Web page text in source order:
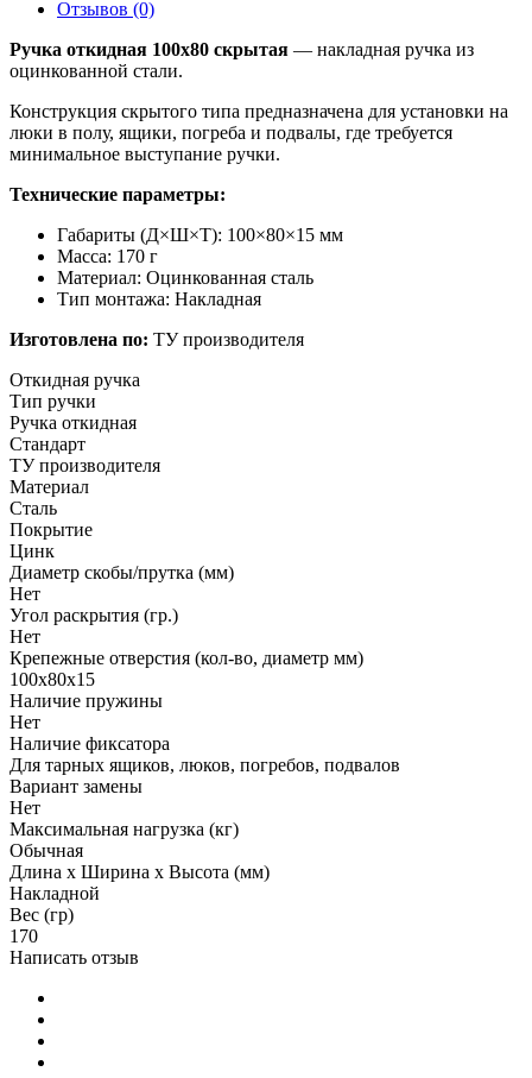
Отзывов (0)
Ручка откидная 100х80 скрытая — накладная ручка из
оцинкованной стали.
Конструкция скрытого типа предназначена для установки на
люки в полу, ящики, погреба и подвалы, где требуется
минимальное выступание ручки.
Технические параметры:
Габариты (Д×Ш×Т): 100×80×15 мм
Масса: 170 г
Материал: Оцинкованная сталь
Тип монтажа: Накладная
Изготовлена по: ТУ производителя
Откидная ручка
Тип ручки
Ручка откидная
Стандарт
ТУ производителя
Материал
Сталь
Покрытие
Цинк
Диаметр скобы/прутка (мм)
Нет
Угол раскрытия (гр.)
Нет
Крепежные отверстия (кол-во, диаметр мм)
100х80х15
Наличие пружины
Нет
Наличие фиксатора
Для тарных ящиков, люков, погребов, подвалов
Вариант замены
Нет
Максимальная нагрузка (кг)
Обычная
Длина х Ширина х Высота (мм)
Накладной
Вес (гр)
170
Написать отзыв